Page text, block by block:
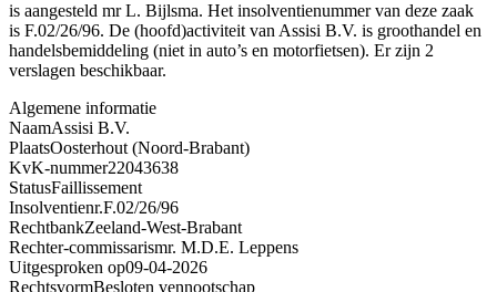
is aangesteld mr L. Bijlsma. Het insolventienummer van deze zaak
is F.02/26/96. De (hoofd)activiteit van Assisi B.V. is groothandel en
handelsbemiddeling (niet in auto’s en motorfietsen). Er zijn 2
verslagen beschikbaar.
Algemene informatie
NaamAssisi B.V.
PlaatsOosterhout (Noord-Brabant)
KvK-nummer22043638
StatusFaillissement
Insolventienr.F.02/26/96
RechtbankZeeland-West-Brabant
Rechter-commissarismr. M.D.E. Leppens
Uitgesproken op09-04-2026
RechtsvormBesloten vennootschap